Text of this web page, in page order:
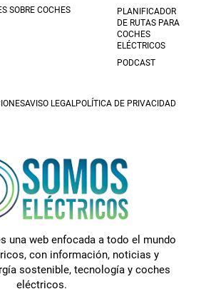
SOBRE COCHES
PLANIFICADOR
DE RUTAS PARA
COCHES
ELÉCTRICOS
PODCAST
AVISO LEGAL POLÍTICA DE PRIVACIDAD
una web enfocada a todo el mundo
con información, noticias y
sostenible, tecnología y coches
eléctricos.